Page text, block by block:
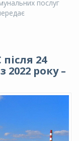
послуг
24
2022 року –